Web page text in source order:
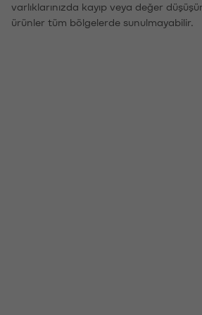
varlıklarınızda kayıp veya değer
ürünler tüm bölgelerde sunulmayabilir.